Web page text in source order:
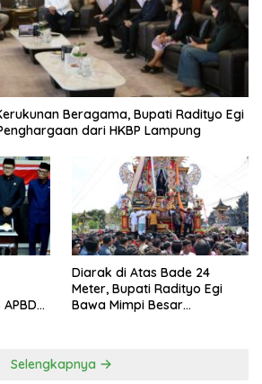
Beragama, Bupati Radityo Egi
dari HKBP Lampung
Diarak di Atas Bade 24
Meter, Bupati Radityo Egi
Bawa Mimpi Besar
Selengkapnya